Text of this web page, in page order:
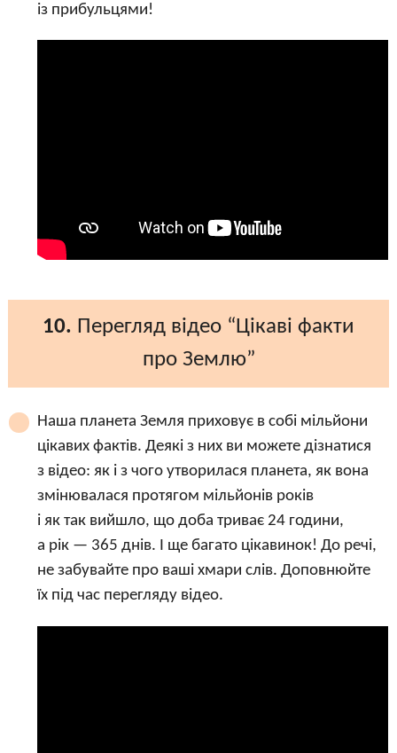
із прибульцями!
10. Перегляд відео “Цікаві факти
про Землю”
Наша планета Земля приховує в собі мільйони
цікавих фактів. Деякі з них ви можете дізнатися
з відео: як і з чого утворилася планета, як вона
змінювалася протягом мільйонів років
і як так вийшло, що доба триває 24 години,
а рік — 365 днів. І ще багато цікавинок! До речі,
не забувайте про ваші хмари слів. Доповнюйте
їх під час перегляду відео.